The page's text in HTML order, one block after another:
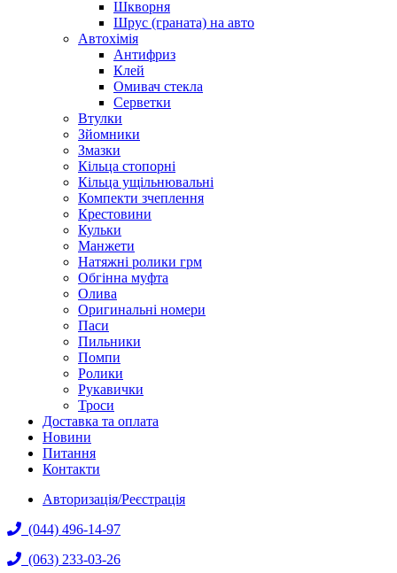
Шкворня
Шрус (граната) на авто
Автохімія
Антифриз
Клей
Омивач стекла
Серветки
Втулки
Зйомники
Змазки
Кільца стопорні
Кільца ущільнювальні
Компекти зчеплення
Крестовини
Кульки
Манжети
Натяжні ролики грм
Обгінна муфта
Олива
Оригинальні номери
Паси
Пильники
Помпи
Ролики
Рукавички
Троси
Доставка та оплата
Новини
Питання
Контакти
Авторизація/Реєстрація
(044) 496-14-97
(063) 233-03-26